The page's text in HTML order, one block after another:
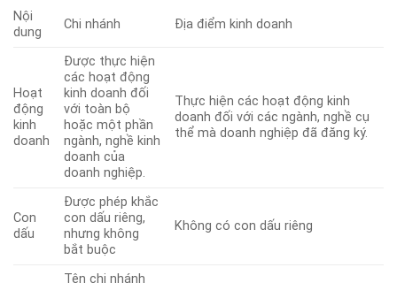
Nội
dung
Chi nhánh Địa điểm kinh doanh
Hoạt
động
kinh
doanh
Được thực hiện
các hoạt động
kinh doanh đối
với toàn bộ
hoặc một phần
ngành, nghề kinh
doanh của
doanh nghiệp.
Thực hiện các hoạt động kinh
doanh đối với các ngành, nghề cụ
thể mà doanh nghiệp đã đăng ký.
Con
dấu
Được phép khắc
con dấu riêng,
nhưng không
bắt buộc
Không có con dấu riêng
Tên chi nhánh